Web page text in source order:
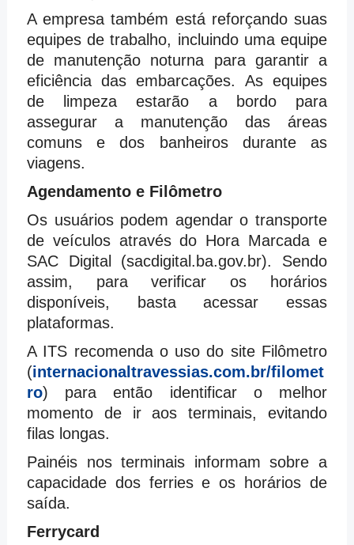
A empresa também está reforçando suas
equipes de trabalho, incluindo uma equipe
de manutenção noturna para garantir a
eficiência das embarcações. As equipes
de limpeza estarão a bordo para
assegurar a manutenção das áreas
comuns e dos banheiros durante as
viagens.
Agendamento e Filômetro
Os usuários podem agendar o transporte
de veículos através do Hora Marcada e
SAC Digital (sacdigital.ba.gov.br). Sendo
assim, para verificar os horários
disponíveis, basta acessar essas
plataformas.
A ITS recomenda o uso do site Filômetro
(internacionaltravessias.com.br/filomet
ro) para então identificar o melhor
momento de ir aos terminais, evitando
filas longas.
Painéis nos terminais informam sobre a
capacidade dos ferries e os horários de
saída.
Ferrycard